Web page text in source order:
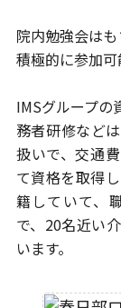
院内勉強会は
積極的に参加可
IMSグループの
務者研修などは
扱いで、交通
て資格を取得
籍していて、
で、 20名近い
います。